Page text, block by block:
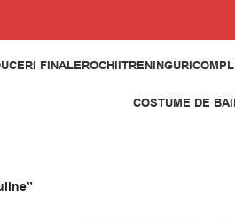
FINALEROCHIITRENINGURI
COSTUME DE